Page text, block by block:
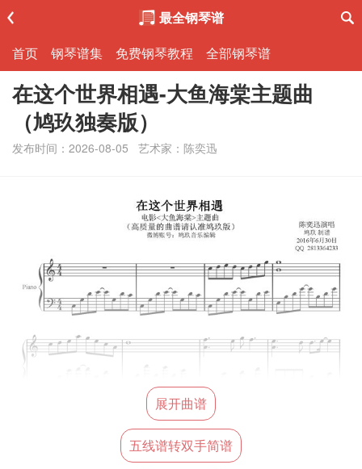
最全钢琴谱
首页
钢琴谱集 免费钢琴教程 全部钢琴谱
在这个世界相遇-大鱼海棠主题曲
（鸠玖独奏版）
发布时间：2026-08-05 艺术家：陈奕迅
展开曲谱
五线谱转双手简谱